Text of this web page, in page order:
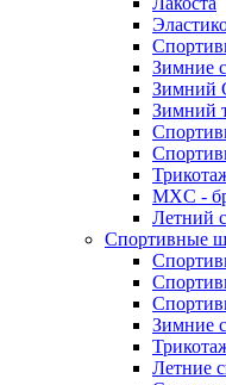
Зимние
Зимний
Зимний
MXC -
Летний
Спортивные
Зимние
Летние